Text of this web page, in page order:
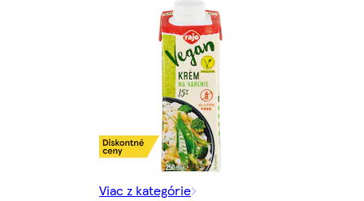
Viac z kategórie